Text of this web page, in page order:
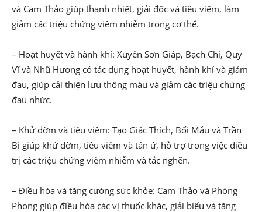
và Cam Thảo giúp thanh nhiệt, giải độc và tiêu viêm, làm
giảm các triệu chứng viêm nhiễm trong cơ thể.
– Hoạt huyết và hành khí: Xuyên Sơn Giáp, Bạch Chỉ, Quy
Vĩ và Nhũ Hương có tác dụng hoạt huyết, hành khí và giảm
đau, giúp cải thiện lưu thông máu và giảm các triệu chứng
đau nhức.
– Khử đờm và tiêu viêm: Tạo Giác Thích, Bối Mẫu và Trần
Bì giúp khử đờm, tiêu viêm và tán ứ, hỗ trợ trong việc điều
trị các triệu chứng viêm nhiễm và tắc nghẽn.
– Điều hòa và tăng cường sức khỏe: Cam Thảo và Phòng
Phong giúp điều hòa các vị thuốc khác, giải biểu và tăng